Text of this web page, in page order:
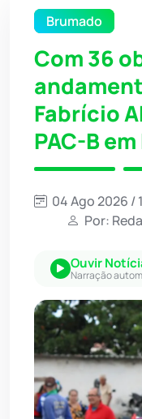
Brumado
Com 36
Fabrício
PAC-B
04 Ago 2026 /
Por:
Ouvir
Narração